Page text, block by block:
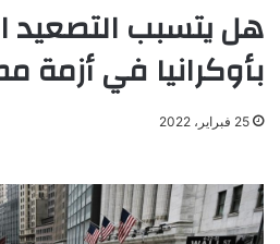
هل يتسبب التصعيد
بأوكرانيا في أزمة
25 فبراير، 2022